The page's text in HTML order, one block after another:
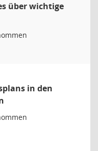
über wichtige
in den